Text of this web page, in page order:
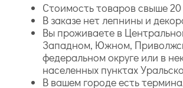
Стоимость товаров свыше
В заказе нет лепнины и
Вы проживаете в
Западном, Южном,
федеральном округе или в
населенных пунктах
В вашем городе есть